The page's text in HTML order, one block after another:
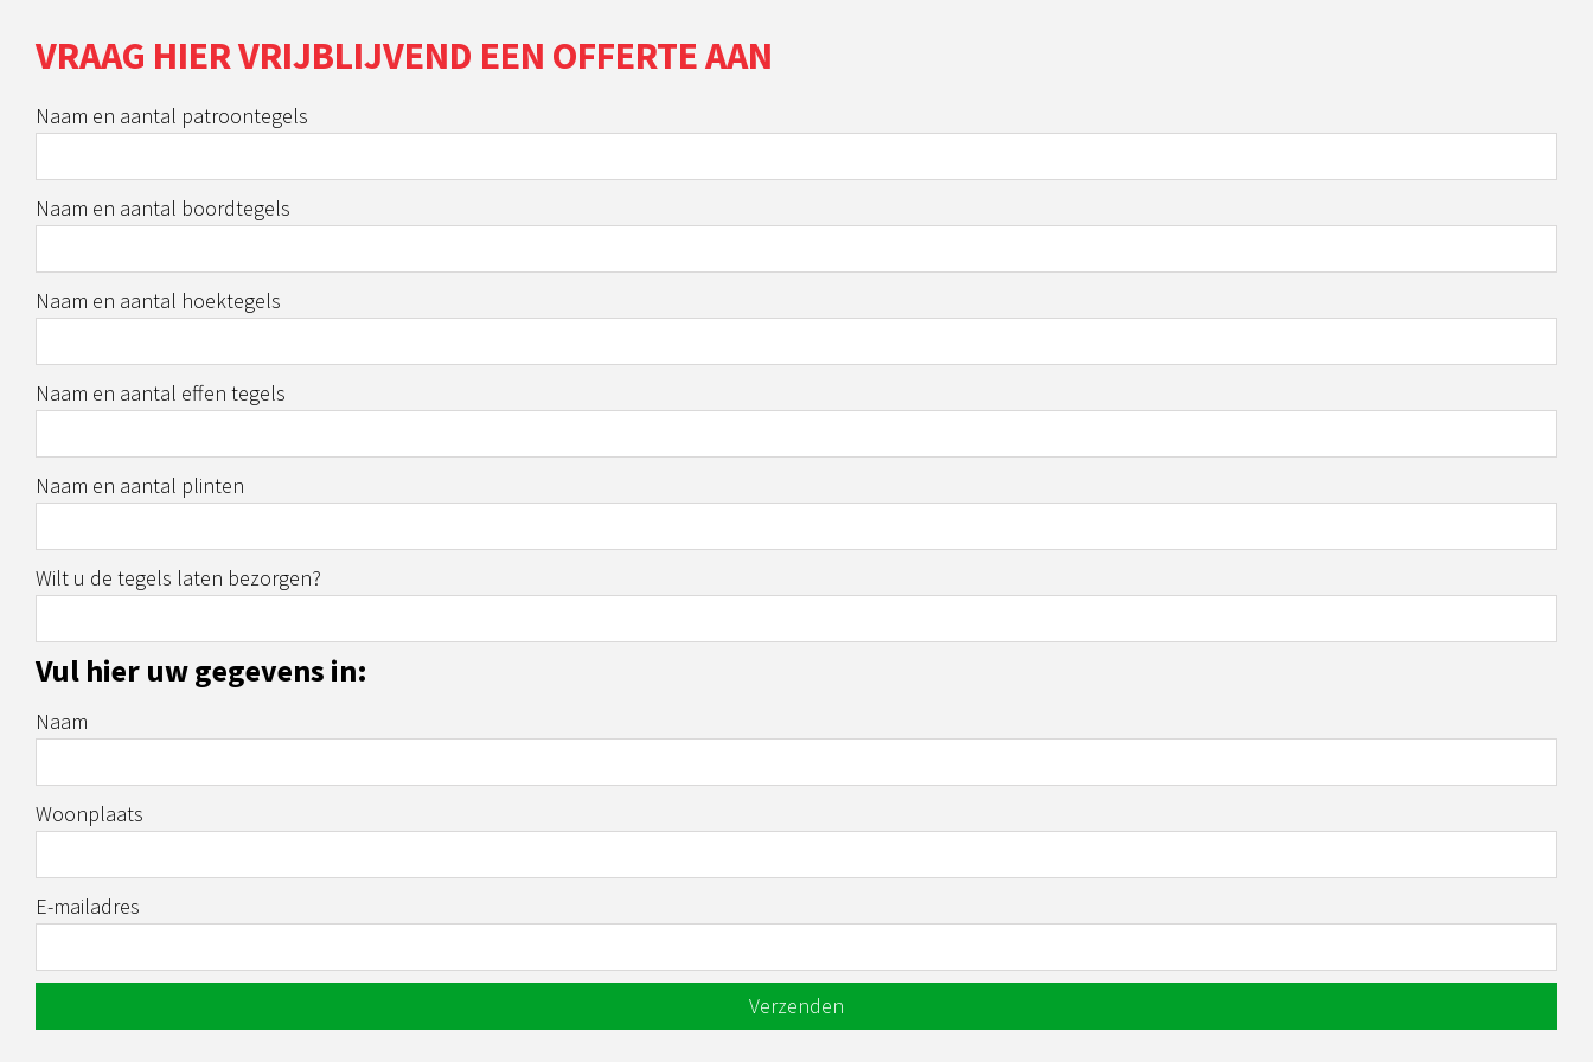
VRAAG HIER VRIJBLIJVEND EEN OFFERTE AAN
Naam en aantal patroontegels
Naam en aantal boordtegels
Naam en aantal hoektegels
Naam en aantal effen tegels
Naam en aantal plinten
Wilt u de tegels laten bezorgen?
Vul hier uw gegevens in:
Naam
Woonplaats
E-mailadres